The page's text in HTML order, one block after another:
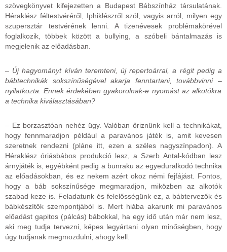
szövegkönyvet kifejezetten a Budapest Bábszínház társulatának.
Héraklész féltestvéréről, Iphiklészről szól, vagyis arról, milyen egy
szupersztár testvérének lenni. A tizenévesek problémakörével
foglalkozik, többek között a bullying, a szóbeli bántalmazás is
megjelenik az előadásban.
– Új hagyományt kíván teremteni, új repertoárral, a régit pedig a
bábtechnikák sokszínűségével akarja fenntartani, továbbvinni –
nyilatkozta. Ennek érdekében gyakorolnak-e nyomást az alkotókra
a technika kiválasztásában?
– Ez borzasztóan nehéz ügy. Valóban őriznünk kell a technikákat,
hogy fennmaradjon például a paravános játék is, amit kevesen
szeretnek rendezni (pláne itt, ezen a széles nagyszínpadon). A
Héraklész óriásbábos produkció lesz, a Szerb Antal-kódban lesz
árnyjáték is, egyébként pedig a bunraku az egyeduralkodó technika
az előadásokban, és ez nekem azért okoz némi fejfájást. Fontos,
hogy a báb sokszínűsége megmaradjon, miközben az alkotók
szabad keze is. Feladatunk és felelősségünk ez, a bábtervezők és
bábkészítők szempontjából is. Mert hiába akarunk mi paravános
előadást gapitos (pálcás) bábokkal, ha egy idő után már nem lesz,
aki meg tudja tervezni, képes legyártani olyan minőségben, hogy
úgy tudjanak megmozdulni, ahogy kell.